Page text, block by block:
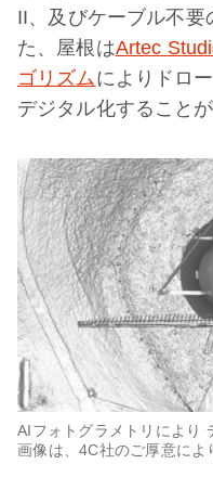
II、及びケーブル不要
た、屋根はArtec
ゴリズムによりドロ
デジタル化すること
AIフォトグラメトリにより
画像は、4C社のご厚意によ